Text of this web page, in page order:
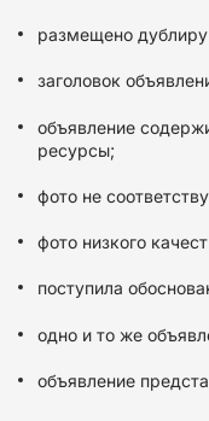
размещено
заголовок
объявление
ресурсы;
фото не
фото низкого
поступила
одно и то же
объявление